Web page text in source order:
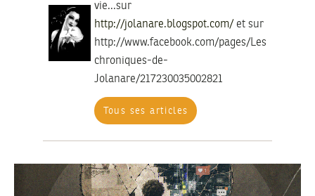
vie...sur
http://jolanare.blogspot.com/et sur
http://www.facebook.com/pages/Les-
chroniques-de-
Jolanare/217230035002821
Tous ses articles